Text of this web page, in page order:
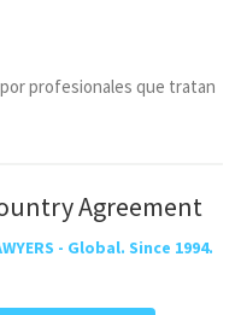
profesionales que tratan
Agreement
- Global. Since 1994.